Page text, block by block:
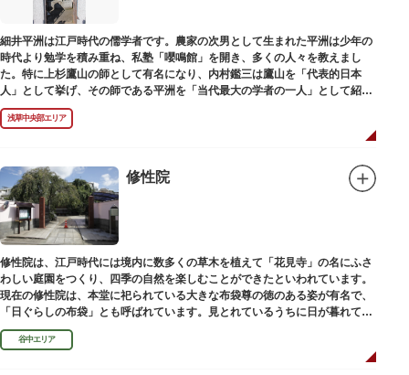
細井平洲は江戸時代の儒学者です。農家の次男として生まれた平洲は少年の
時代より勉学を積み重ね、私塾「嚶鳴館」を開き、多くの人々を教えまし
た。特に上杉鷹山の師として有名になり、内村鑑三は鷹山を「代表的日本
人」として挙げ、その師である平洲を「当代最大の学者の一人」として紹介
しています。お墓は天嶽院（てんがくいん）境内にあります。
浅草中央部エリア
修性院
修性院は、江戸時代には境内に数多くの草木を植えて「花見寺」の名にふさ
わしい庭園をつくり、四季の自然を楽しむことができたといわれています。
現在の修性院は、本堂に祀られている大きな布袋尊の徳のある姿が有名で、
「日ぐらしの布袋」とも呼ばれています。見とれているうちに日が暮れてし
まった、という言い伝えです。
谷中エリア